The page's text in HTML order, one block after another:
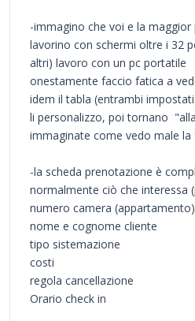
-immagino che voi e la
lavorino con schermi oltre i 32
altri) lavoro con un pc portatile
onestamente faccio fatica a
idem il tabla (entrambi
li personalizzo, poi tornano
immaginate come vedo male la
-la scheda prenotazione è
normalmente ciò che interessa
numero camera (appartamento)
nome e cognome cliente
tipo sistemazione
costi
regola cancellazione
Orario check in